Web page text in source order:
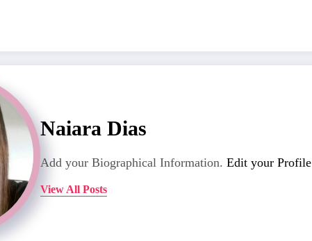
Naiara Dias
Add your Biographical Information.Edit your Profile
View All Posts